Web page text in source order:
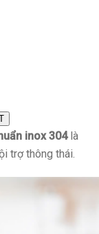
inox 304là
trợ thông thái.